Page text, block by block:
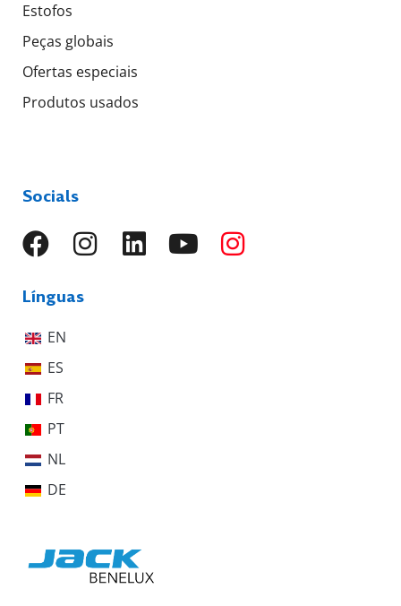
Estofos
Peças globais
Ofertas especiais
Produtos usados
Socials
Línguas
EN
ES
FR
PT
NL
DE